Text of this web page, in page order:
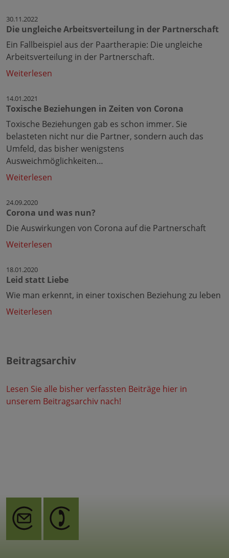
30.11.2022
Die ungleiche Arbeitsverteilung in der Partnerschaft
Ein Fallbeispiel aus der Paartherapie: Die ungleiche
Arbeitsverteilung in der Partnerschaft.
Weiterlesen
14.01.2021
Toxische Beziehungen in Zeiten von Corona
Toxische Beziehungen gab es schon immer. Sie
belasteten nicht nur die Partner, sondern auch das
Umfeld, das bisher wenigstens
Ausweichmöglichkeiten…
Weiterlesen
24.09.2020
Corona und was nun?
Die Auswirkungen von Corona auf die Partnerschaft
Weiterlesen
18.01.2020
Leid statt Liebe
Wie man erkennt, in einer toxischen Beziehung zu leben
Weiterlesen
Beitragsarchiv
Lesen Sie alle bisher verfassten Beiträge hier in
unserem Beitragsarchiv nach!